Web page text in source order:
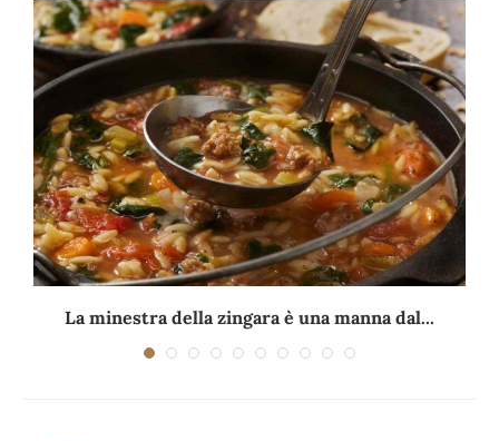
La minestra della zingara è una manna dal...